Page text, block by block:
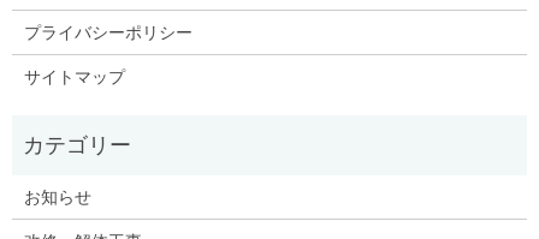
プライバシーポリシー
サイトマップ
お知らせ